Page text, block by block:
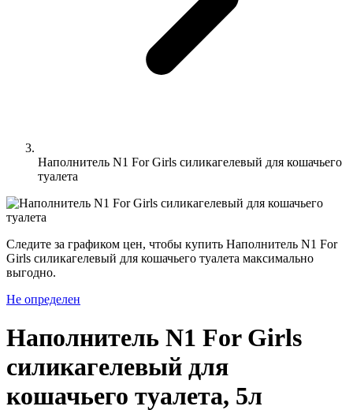
Наполнитель N1 For Girls силикагелевый для кошачьего
туалета
Следите за графиком цен, чтобы купить Наполнитель N1 For
Girls силикагелевый для кошачьего туалета максимально
выгодно.
Не определен
Наполнитель N1 For Girls
силикагелевый для
кошачьего туалета, 5л